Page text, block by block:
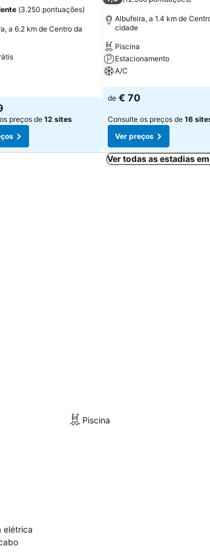
(3.250 pontuações)
a 6.2 km de Centro da
preços de 12 sites
Albufeira, a 1.4 km de
cidade
Piscina
Estacionamento
A/C
Ver preços
de € 70
Consulte os preços de 16
Ver preços
Ver todas as estadias
Piscina
elétrica